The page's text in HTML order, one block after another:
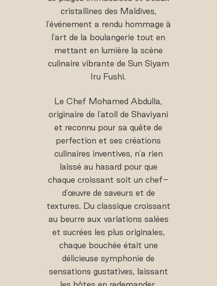
cristallines des Maldives,
l'événement a rendu hommage à
l'art de la boulangerie tout en
mettant en lumière la scène
culinaire vibrante de Sun Siyam
Iru Fushi.
Le Chef Mohamed Abdulla,
originaire de l'atoll de Shaviyani
et reconnu pour sa quête de
perfection et ses créations
culinaires inventives, n'a rien
laissé au hasard pour que
chaque croissant soit un chef-
d'œuvre de saveurs et de
textures. Du classique croissant
au beurre aux variations salées
et sucrées les plus originales,
chaque bouchée était une
délicieuse symphonie de
sensations gustatives, laissant